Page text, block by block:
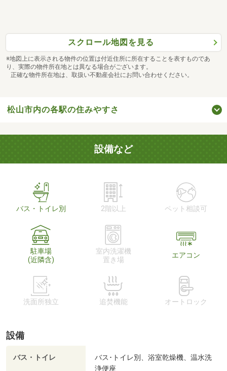
スクロール地図を見る
※地図上に表示される物件の位置は付近住所に所在することを表すものであ
り、実際の物件所在地とは異なる場合がございます。
正確な物件所在地は、取扱い不動産会社にお問い合わせください。
松山市内の各駅の住みやすさ
設備など
バス・トイレ別 2階以上 ペット相談可
駐車場
(近隣含)
室内洗濯機
置き場
エアコン
洗面所独立 追焚機能 オートロック
設備
バス・トイレ
バス･トイレ別、浴室乾燥機、温水洗
浄便座